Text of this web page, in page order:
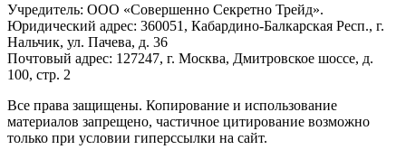
Учредитель: ООО «Совершенно Секретно Трейд».
Юридический адрес: 360051, Кабардино-Балкарская Респ., г.
Нальчик, ул. Пачева, д. 36
Почтовый адрес: 127247, г. Москва, Дмитровское шоссе, д.
100, стр. 2
Все права защищены. Копирование и использование
материалов запрещено, частичное цитирование возможно
только при условии гиперссылки на сайт.